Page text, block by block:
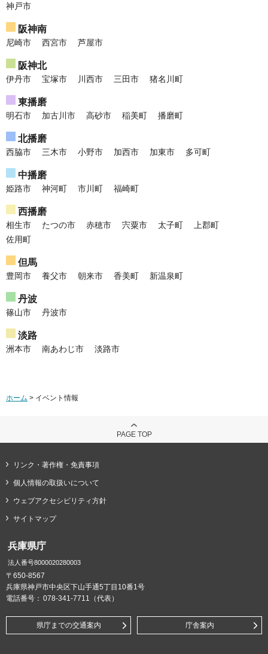
神戸市
阪神南
尼崎市 西宮市 芦屋市
阪神北
伊丹市 宝塚市 川西市 三田市 猪名川町
東播磨
明石市 加古川市 高砂市 稲美町 播磨町
北播磨
西脇市 三木市 小野市 加西市 加東市 多可町
中播磨
姫路市 神河町 市川町 福崎町
西播磨
相生市 たつの市 赤穂市 宍粟市 太子町
上郡町
佐用町
但馬
豊岡市 養父市 朝来市 香美町 新温泉町
丹波
篠山市 丹波市
淡路
洲本市 南あわじ市 淡路市
ホーム > イベント情報
PAGE TOP
リンク・著作権・免責事項
個人情報の取扱いについて
ウェブアクセシビリティ方針
サイトマップ
兵庫県庁
法人番号8000020280003
〒650-8567
兵庫県神戸市中央区下山手通5丁目10番1号
電話番号： 078-341-7711（代表）
県庁までの交通案内 庁舎案内